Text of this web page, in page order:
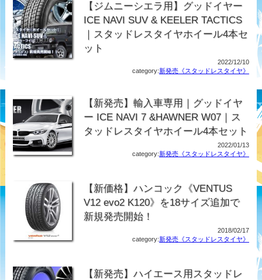
【ジムニーシエラ用】グッドイヤー
ICE NAVI SUV & KEELER TACTICS
｜スタッドレスタイヤホイール4本セ
ット
2022/12/10
category:新発売《スタッドレスタイヤ》
【新発売】輸入車専用｜グッドイヤ
ー ICE NAVI 7 &HAWNER W07｜ス
タッドレスタイヤホイール4本セット
2022/01/13
category:新発売《スタッドレスタイヤ》
【新価格】ハンコック《VENTUS
V12 evo2 K120》を18サイズ追加で
新規発売開始！
2018/02/17
category:新発売《スタッドレスタイヤ》
【新発売】ハイエース用スタッドレ